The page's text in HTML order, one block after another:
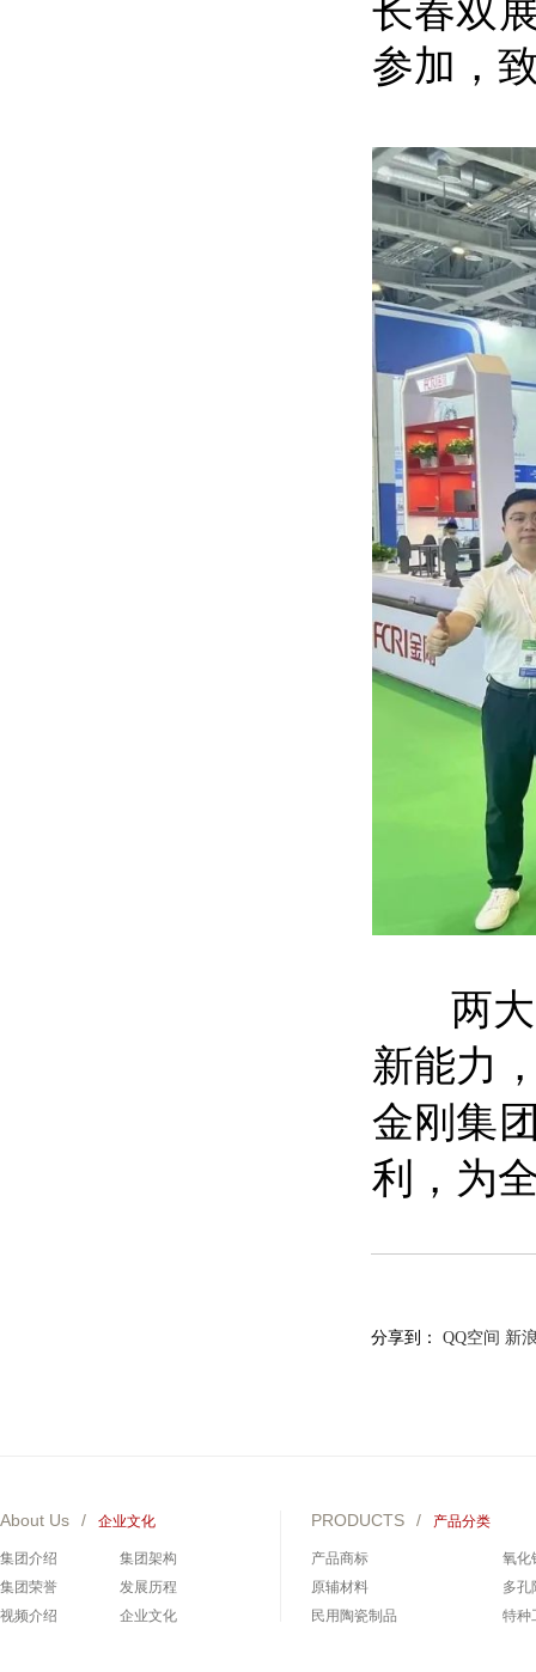
长春双
参加，
两大
新能力
金刚集
利，为
分享到： QQ空间 新
About Us / 企业文化
集团介绍
集团架构
集团荣誉
发展历程
视频介绍
企业文化
PRODUCTS / 产品分类
产品商标
氧化
原辅材料
多孔
民用陶瓷制品
特种